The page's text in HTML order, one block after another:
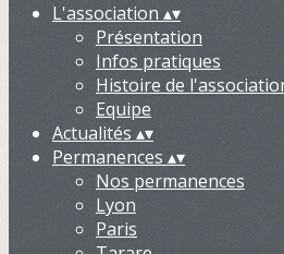
L'association ▴▾
Présentation
Infos pratiques
Histoire de
Equipe
Actualités ▴▾
Permanences ▴▾
Nos permanences
Lyon
Paris